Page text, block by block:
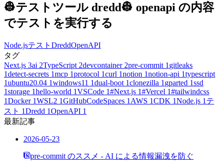
👷テストツール dredd👷 openapi の内容
でテストを実行する
Node.jsテスト DreddOpenAPI
タグ
Next.js 3ai 2TypeScript 2devcontainer 2pre-commit 1 gitleaks
1detect-secrets 1mcp 1protocol 1curl 1notion 1notion-api 1typescript
1ubuntu20.04 1windows11 1dual-boot 1clonezilla 1 gparted 1ssd
1storage 1hello-world 1VSCode 1#Next.js 1#Vercel 1#tailwindcss
1Docker 1WSL2 1GitHubCodeSpaces 1 AWS 1CDK 1Node.js 1 テ
スト 1Dredd 1OpenAPI 1
最新記事
2026-05-23
pre-commit のススメ - AI による情報漏洩を防ぐ